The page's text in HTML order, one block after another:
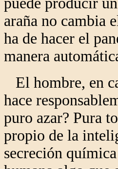
araña no cambia
ha de hacer el
manera
El hombre, en
hace
puro azar? Pura
propio de la
secreción